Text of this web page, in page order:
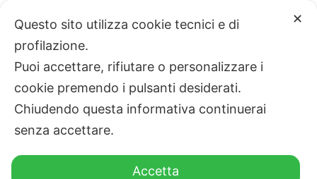
contenuto
✕
Questo sito utilizza cookie tecnici e di
profilazione.
Puoi accettare, rifiutare o personalizzare i
cookie premendo i pulsanti desiderati.
Chiudendo questa informativa continuerai
senza accettare.
Accetta